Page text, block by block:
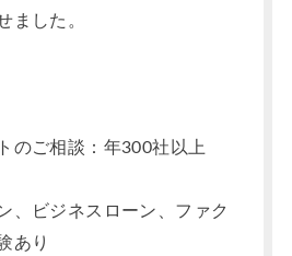
ました。
のご相談：年300社以上
、ビジネスローン、ファク
あり